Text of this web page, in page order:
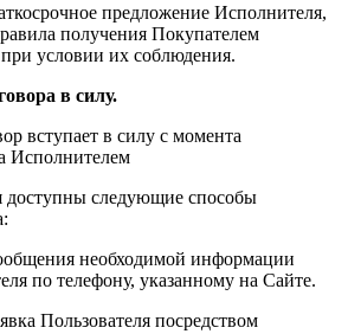
предложение Исполнителя,
получения Покупателем
условии их соблюдения.
в силу.
вступает в силу с момента
Исполнителем
доступны следующие способы
необходимой информации
по телефону, указанному на Сайте.
Пользователя посредством